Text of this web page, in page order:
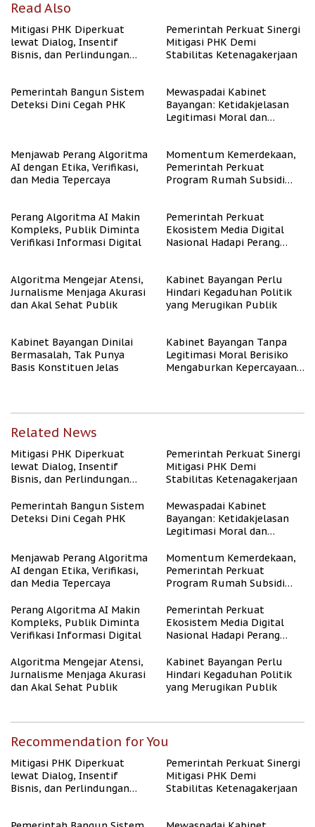
Read Also
Mitigasi PHK Diperkuat
lewat Dialog, Insentif
Bisnis, dan Perlindungan
Pemerintah Perkuat Sinergi
Mitigasi PHK Demi
Stabilitas Ketenagakerjaan
Pemerintah Bangun Sistem
Deteksi Dini Cegah PHK
Mewaspadai Kabinet
Bayangan: Ketidakjelasan
Legitimasi Moral dan
Menjawab Perang Algoritma
AI dengan Etika, Verifikasi,
dan Media Tepercaya
Momentum Kemerdekaan,
Pemerintah Perkuat
Program Rumah Subsidi
Perang Algoritma AI Makin
Kompleks, Publik Diminta
Verifikasi Informasi Digital
Pemerintah Perkuat
Ekosistem Media Digital
Nasional Hadapi Perang
Algoritma Mengejar Atensi,
Jurnalisme Menjaga Akurasi
dan Akal Sehat Publik
Kabinet Bayangan Perlu
Hindari Kegaduhan Politik
yang Merugikan Publik
Kabinet Bayangan Dinilai
Bermasalah, Tak Punya
Basis Konstituen Jelas
Kabinet Bayangan Tanpa
Legitimasi Moral Berisiko
Mengaburkan Kepercayaan
Related News
Mitigasi PHK Diperkuat
lewat Dialog, Insentif
Bisnis, dan Perlindungan
Pemerintah Perkuat Sinergi
Mitigasi PHK Demi
Stabilitas Ketenagakerjaan
Pemerintah Bangun Sistem
Deteksi Dini Cegah PHK
Mewaspadai Kabinet
Bayangan: Ketidakjelasan
Legitimasi Moral dan
Menjawab Perang Algoritma
AI dengan Etika, Verifikasi,
dan Media Tepercaya
Momentum Kemerdekaan,
Pemerintah Perkuat
Program Rumah Subsidi
Berpenghasilan Rendah
Perang Algoritma AI Makin
Kompleks, Publik Diminta
Verifikasi Informasi Digital
Pemerintah Perkuat
Ekosistem Media Digital
Nasional Hadapi Perang
Algoritma Mengejar Atensi,
Jurnalisme Menjaga Akurasi
dan Akal Sehat Publik
Kabinet Bayangan Perlu
Hindari Kegaduhan Politik
yang Merugikan Publik
Recommendation for You
Mitigasi PHK Diperkuat
lewat Dialog, Insentif
Bisnis, dan Perlindungan
Pemerintah Perkuat Sinergi
Mitigasi PHK Demi
Stabilitas Ketenagakerjaan